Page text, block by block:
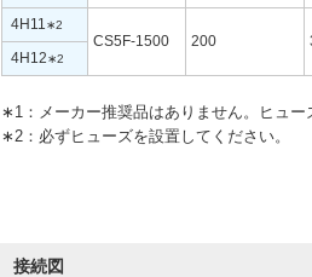
4H11 ∗2
CS5F-1500 200
4H12∗2
∗1： メーカー推奨品はありません。ヒュ
∗2： 必ずヒューズを設置してください。
接続図